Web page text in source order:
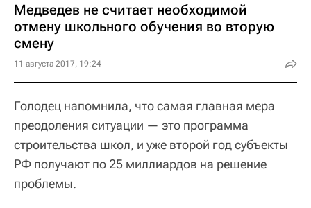
Медведев не считает необходимой
отмену школьного обучения во вторую
смену
11 августа 2017, 19:24
Голодец напомнила, что самая главная мера
преодоления ситуации — это программа
строительства школ, и уже второй год субъекты
РФ получают по 25 миллиардов на решение
проблемы.